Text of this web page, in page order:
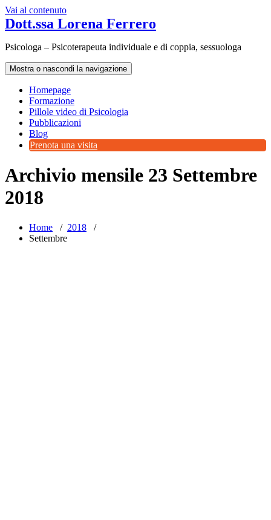
Vai al contenuto
Dott.ssa Lorena Ferrero
Psicologa – Psicoterapeuta individuale e di coppia, sessuologa
Mostra o nascondi la navigazione
Homepage
Formazione
Pillole video di Psicologia
Pubblicazioni
Blog
Prenota una visita
Archivio mensile 23 Settembre
2018
Home / 2018 /
Settembre